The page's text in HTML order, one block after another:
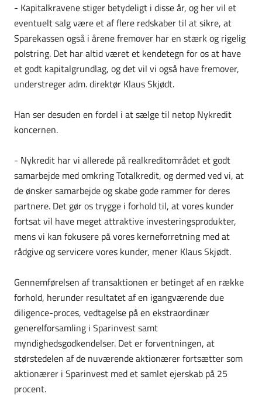
- Kapitalkravene stiger betydeligt i disse år, og her vil et
eventuelt salg være et af flere redskaber til at sikre, at
Sparekassen også i årene fremover har en stærk og rigelig
polstring. Det har altid været et kendetegn for os at have
et godt kapitalgrundlag, og det vil vi også have fremover,
understreger adm. direktør Klaus Skjødt.
Han ser desuden en fordel i at sælge til netop Nykredit
koncernen.
- Nykredit har vi allerede på realkreditområdet et godt
samarbejde med omkring Totalkredit, og dermed ved vi, at
de ønsker samarbejde og skabe gode rammer for deres
partnere. Det gør os trygge i forhold til, at vores kunder
fortsat vil have meget attraktive investeringsprodukter,
mens vi kan fokusere på vores kerneforretning med at
rådgive og servicere vores kunder, mener Klaus Skjødt.
Gennemførelsen af transaktionen er betinget af en række
forhold, herunder resultatet af en igangværende due
diligence-proces, vedtagelse på en ekstraordinær
generelforsamling i Sparinvest samt
myndighedsgodkendelser. Det er forventningen, at
størstedelen af de nuværende aktionærer fortsætter som
aktionærer i Sparinvest med et samlet ejerskab på 25
procent.